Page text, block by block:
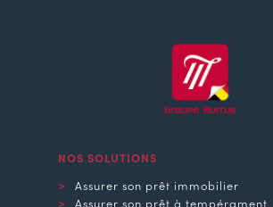
NOS SOLUTIONS
Assurer son prêt immobilier
Assurer son prêt à tempérament